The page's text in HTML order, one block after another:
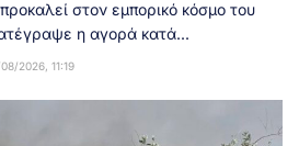
στον εμπορικό κόσμο του
η αγορά κατά...
2026, 11:19